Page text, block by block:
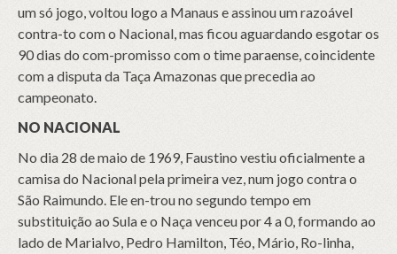
um só jogo, voltou logo a Manaus e assinou um razoável
contra-to com o Nacional, mas ficou aguardando esgotar os
90 dias do com-promisso com o time paraense, coincidente
com a disputa da Taça Amazonas que precedia ao
campeonato.
NO NACIONAL
No dia 28 de maio de 1969, Faustino vestiu oficialmente a
camisa do Nacional pela primeira vez, num jogo contra o
São Raimundo. Ele en-trou no segundo tempo em
substituição ao Sula e o Naça venceu por 4 a 0, formando ao
lado de Marialvo, Pedro Hamilton, Téo, Mário, Ro-linha,